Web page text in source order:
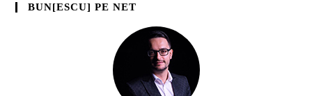
BUN[ESCU] PE NET